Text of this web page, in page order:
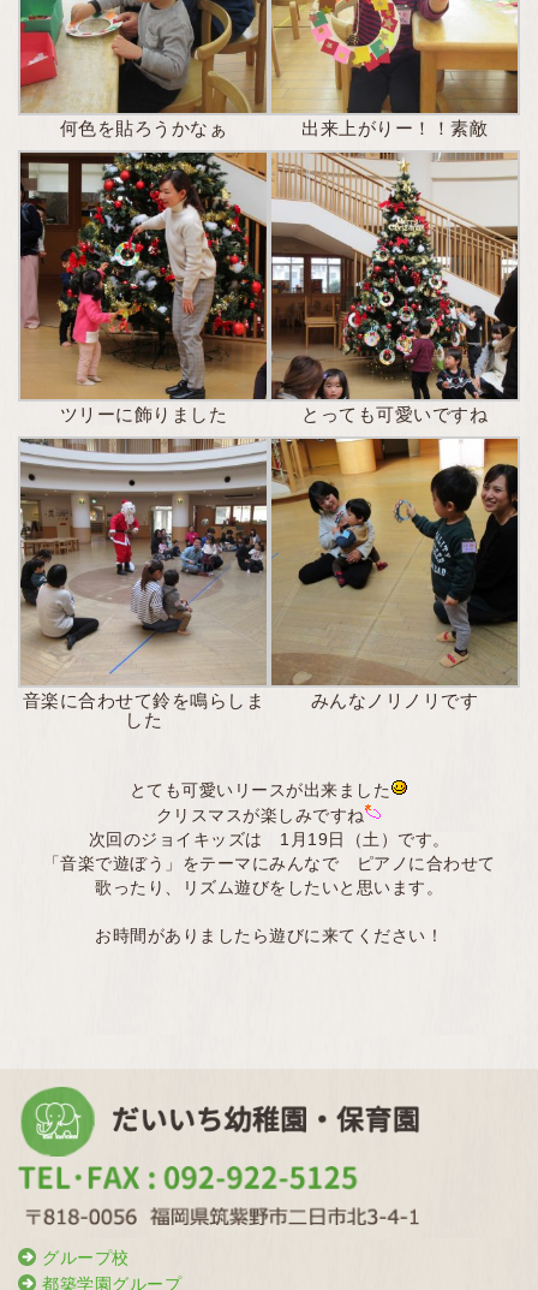
何色を貼ろうかなぁ 出来上がりー！！素敵
ツリーに飾りました とっても可愛いですね
音楽に合わせて鈴を鳴らしま
した
みんなノリノリです
とても可愛いリースが出来ました
クリスマスが楽しみですね
次回のジョイキッズは 1月19日（土）です。
「音楽で遊ぼう」をテーマにみんなで ピアノに合わせて
歌ったり、リズム遊びをしたいと思います。
お時間がありましたら遊びに来てください！
グループ校
都築学園グループ